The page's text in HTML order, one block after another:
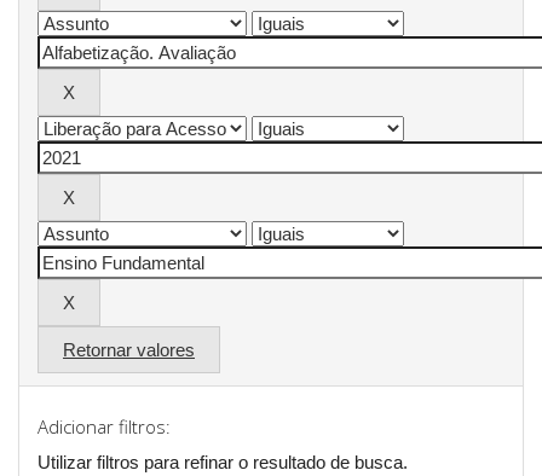
Retornar valores
Adicionar filtros:
Utilizar filtros para refinar o resultado de busca.